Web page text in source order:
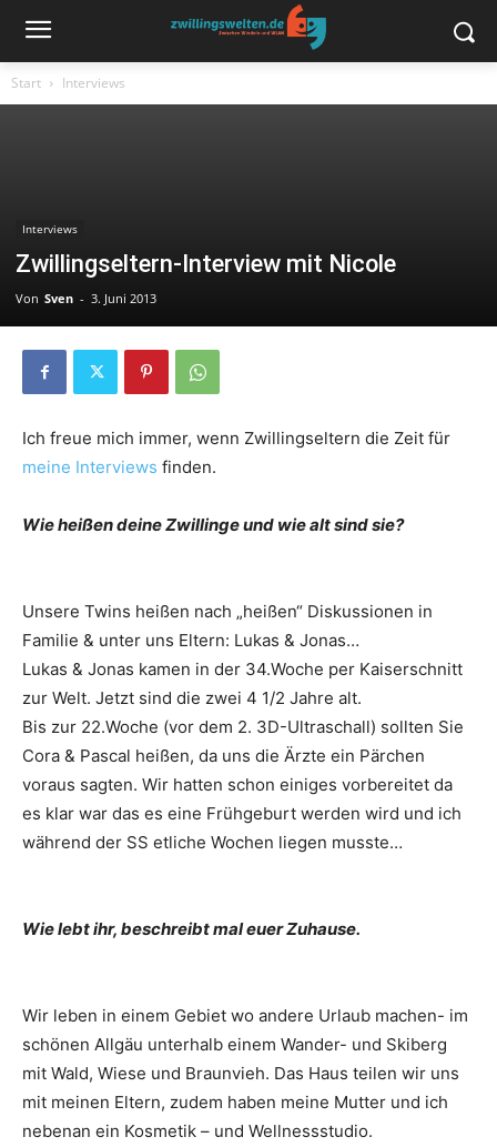
Start Interviews
Interviews
Zwillingseltern-Interview mit Nicole
Von Sven - 3. Juni 2013
Ich freue mich immer, wenn Zwillingseltern die Zeit für
meine Interviews finden.
Wie heißen deine Zwillinge und wie alt sind sie?
Unsere Twins heißen nach „heißen“ Diskussionen in
Familie & unter uns Eltern: Lukas & Jonas…
Lukas & Jonas kamen in der 34.Woche per Kaiserschnitt
zur Welt. Jetzt sind die zwei 4 1/2 Jahre alt.
Bis zur 22.Woche (vor dem 2. 3D-Ultraschall) sollten Sie
Cora & Pascal heißen, da uns die Ärzte ein Pärchen
voraus sagten. Wir hatten schon einiges vorbereitet da
es klar war das es eine Frühgeburt werden wird und ich
während der SS etliche Wochen liegen musste…
Wie lebt ihr, beschreibt mal euer Zuhause.
Wir leben in einem Gebiet wo andere Urlaub machen- im
schönen Allgäu unterhalb einem Wander- und Skiberg
mit Wald, Wiese und Braunvieh. Das Haus teilen wir uns
mit meinen Eltern, zudem haben meine Mutter und ich
nebenan ein Kosmetik – und Wellnessstudio.